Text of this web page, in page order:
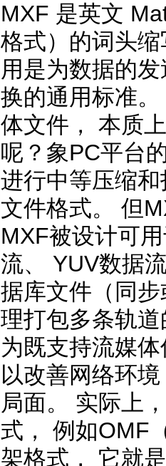
MXF 是英文
格式）的词头
用是为数据的
换的通用标准
体文件， 本质
呢？象PC平台
进行中等压缩
文件格式。 但
MXF被设计可
流、 YUV数据
据库文件（同
理打包多条轨
为既支持流媒
以改善网络环
局面。 实际上
式， 例如OMF
架格式， 它就